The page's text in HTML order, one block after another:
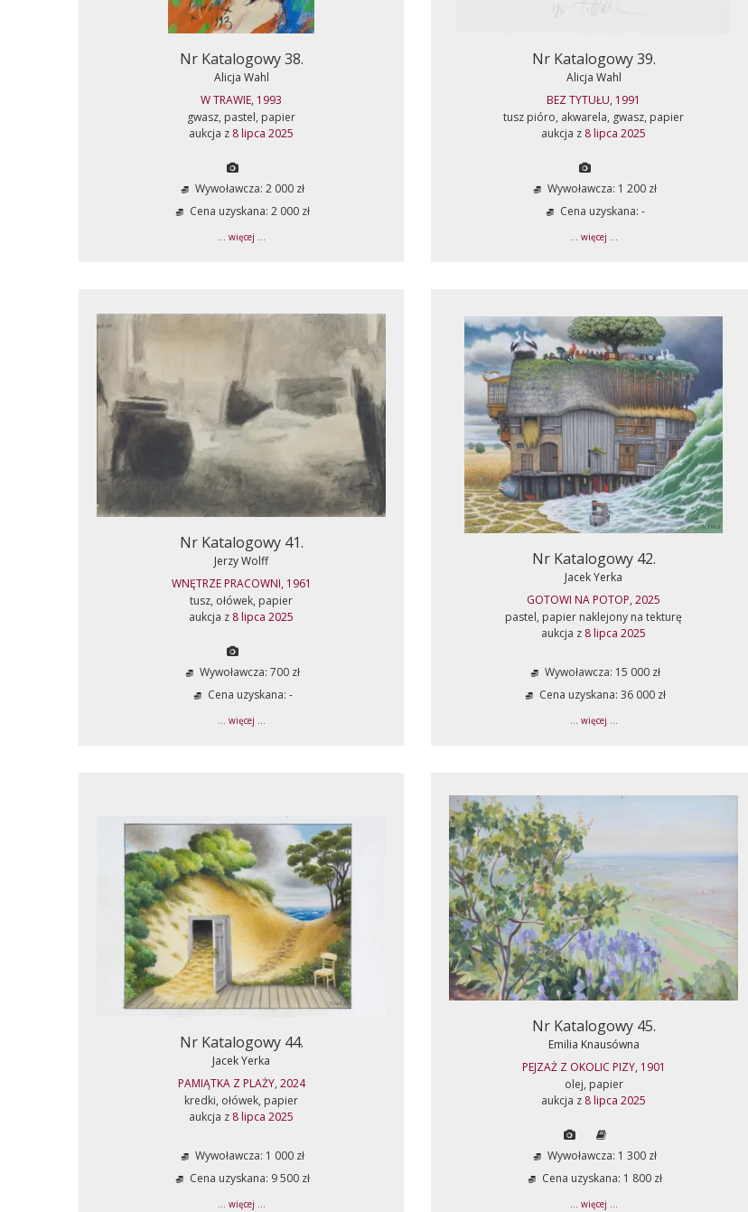
Nr Katalogowy 38.
Alicja Wahl
W TRAWIE, 1993
gwasz, pastel, papier
aukcja z 8 lipca 2025
Wywoławcza: 2 000 zł
Cena uzyskana: 2 000 zł
... więcej ...
Nr Katalogowy 39.
Alicja Wahl
BEZ TYTUŁU, 1991
tusz pióro, akwarela, gwasz, papier
aukcja z 8 lipca 2025
Wywoławcza: 1 200 zł
Cena uzyskana: -
... więcej ...
Nr Katalogowy 41.
Jerzy Wolff
WNĘTRZE PRACOWNI, 1961
tusz, ołówek, papier
aukcja z 8 lipca 2025
Wywoławcza: 700 zł
Cena uzyskana: -
... więcej ...
Nr Katalogowy 42.
Jacek Yerka
GOTOWI NA POTOP, 2025
pastel, papier naklejony na tekturę
aukcja z 8 lipca 2025
Wywoławcza: 15 000 zł
Cena uzyskana: 36 000 zł
... więcej ...
Nr Katalogowy 44.
Jacek Yerka
PAMIĄTKA Z PLAŻY, 2024
kredki, ołówek, papier
aukcja z 8 lipca 2025
Wywoławcza: 1 000 zł
Cena uzyskana: 9 500 zł
... więcej ...
Nr Katalogowy 45.
Emilia Knausówna
PEJZAŻ Z OKOLIC PIZY, 1901
olej, papier
aukcja z 8 lipca 2025
Wywoławcza: 1 300 zł
Cena uzyskana: 1 800 zł
... więcej ...